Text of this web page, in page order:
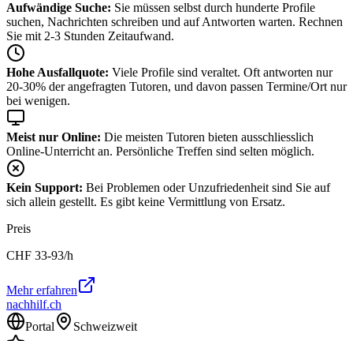
Aufwändige Suche: Sie müssen selbst durch hunderte Profile
suchen, Nachrichten schreiben und auf Antworten warten. Rechnen
Sie mit 2-3 Stunden Zeitaufwand.
Hohe Ausfallquote: Viele Profile sind veraltet. Oft antworten nur
20-30% der angefragten Tutoren, und davon passen Termine/Ort nur
bei wenigen.
Meist nur Online: Die meisten Tutoren bieten ausschliesslich
Online-Unterricht an. Persönliche Treffen sind selten möglich.
Kein Support: Bei Problemen oder Unzufriedenheit sind Sie auf
sich allein gestellt. Es gibt keine Vermittlung von Ersatz.
Preis
CHF 33-93/h
Mehr erfahren
nachhilf.ch
Portal
Schweizweit